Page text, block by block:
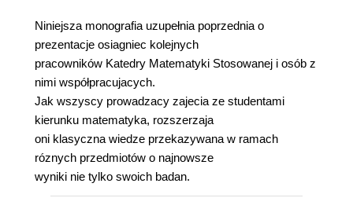
Niniejsza monografia uzupełnia poprzednia o
prezentacje osiagniec kolejnych
pracowników Katedry Matematyki Stosowanej i osób z
nimi współpracujacych.
Jak wszyscy prowadzacy zajecia ze studentami
kierunku matematyka, rozszerzaja
oni klasyczna wiedze przekazywana w ramach
róznych przedmiotów o najnowsze
wyniki nie tylko swoich badan.